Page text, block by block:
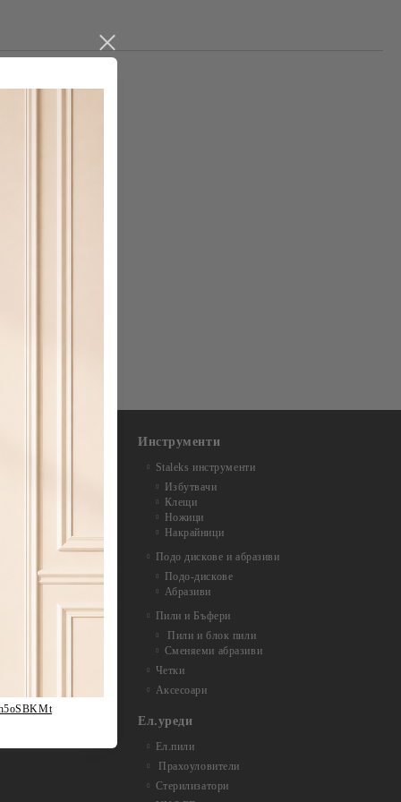
Инструменти
Staleks инструменти
Избутвачи
Клещи
Ножици
Накрайници
Подо дискове и абразиви
Подо-дискове
Абразиви
Пили и Бъфери
Пили и блок пили
Сменяеми абразиви
Четки
Аксесоари
Ел.уреди
Ел.пили
Прахоуловители
Стерилизатори